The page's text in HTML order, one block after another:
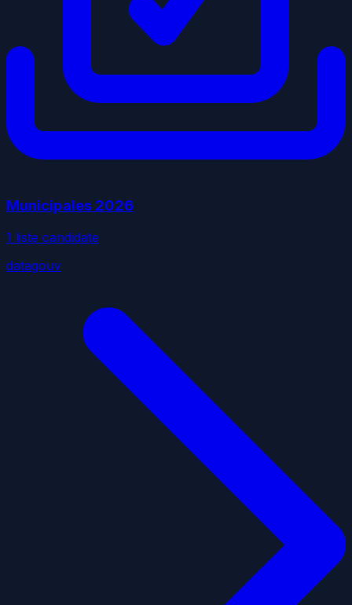
Municipales 2026
1 liste candidate
datagouv